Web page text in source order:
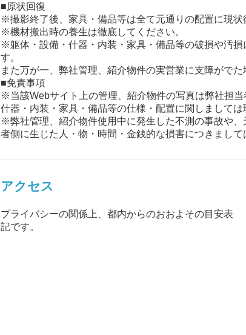
■原状回復
※撮影終了後、家具・備品等は全て元通りの配置に現状
※機材搬出時の養生は徹底してください。
※躯体・設備・什器・内装・家具・備品等の破損や汚
す。
また万が一、弊社管理、紹介物件の実営業に支障がで
■免責事項
※当該Webサイト上の管理、紹介物件の写真は弊社担
什器・内装・家具・備品等の仕様・配置に関しまして
※弊社管理、紹介物件使用中に発生した不測の事故や
者側に生じた人・物・時間・金銭的な損害につきまし
アクセス
プライバシーの関係上、都内からのおおよその目安表
記です。